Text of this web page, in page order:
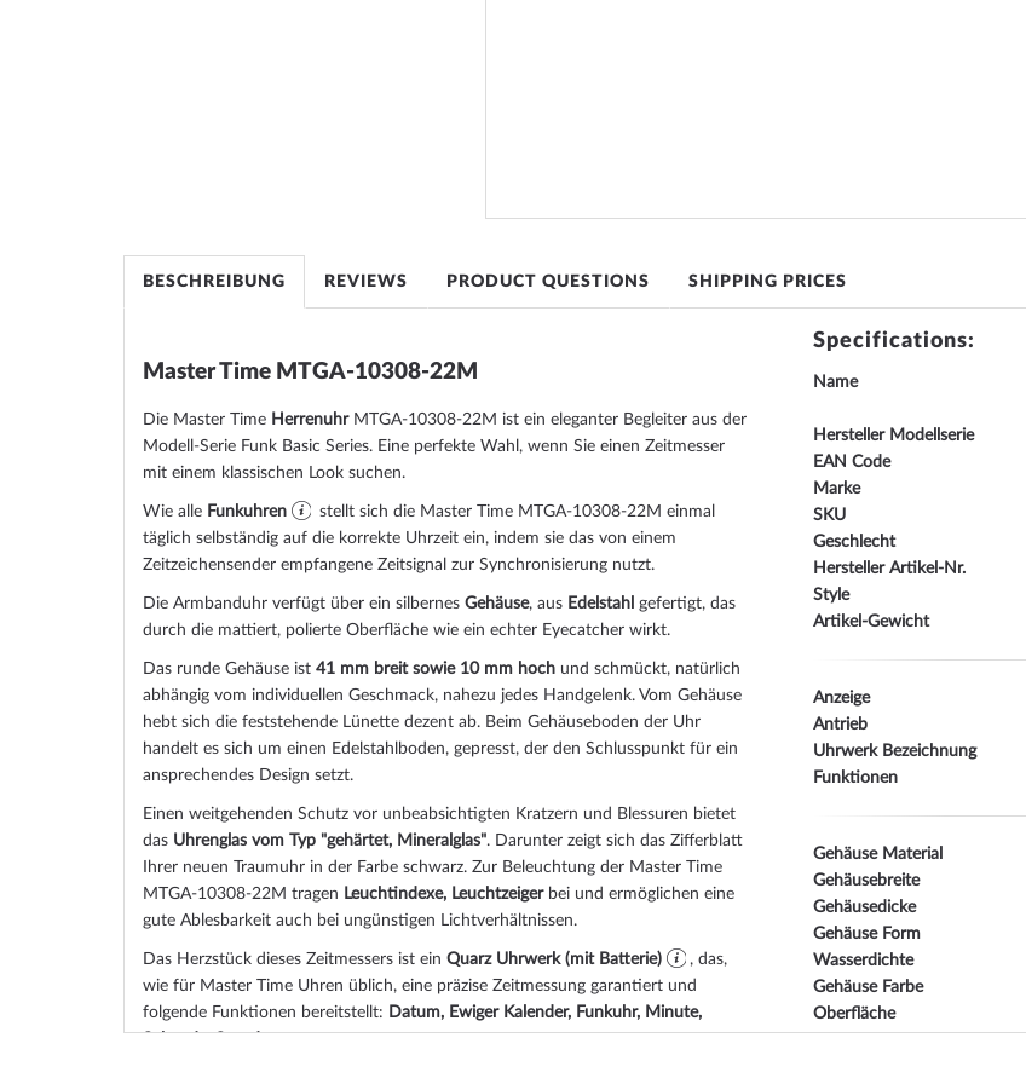
BESCHREIBUNG
Master Time MTGA-10308-22M
Die Master Time HerrenuhrMTGA-10308-22M ist ein eleganter Begleiter aus der
Modell-Serie Funk Basic Series. Eine perfekte Wahl, wenn Sie einen Zeitmesser
mit einem klassischen Look suchen.
Wie alle Funkuhren
stellt sich die Master Time MTGA-10308-22M einmal
täglich selbständig auf die korrekte Uhrzeit ein, indem sie das von einem
Zeitzeichensender empfangene Zeitsignal zur Synchronisierung nutzt.
Die Armbanduhr verfügt über ein silbernes Gehäuse, aus Edelstahl gefertigt, das
durch die mattiert, polierte Oberfläche wie ein echter Eyecatcher wirkt.
Das runde Gehäuse ist 41 mm breit sowie 10 mm hoch und schmückt, natürlich
abhängig vom individuellen Geschmack, nahezu jedes Handgelenk. Vom Gehäuse
hebt sich die feststehende Lünette dezent ab. Beim Gehäuseboden der Uhr
handelt es sich um einen Edelstahlboden, gepresst, der den Schlusspunkt für ein
ansprechendes Design setzt.
Einen weitgehenden Schutz vor unbeabsichtigten Kratzern und Blessuren bietet
das Uhrenglas vom Typ "gehärtet, Mineralglas". Darunter zeigt sich das Zifferblatt
Ihrer neuen Traumuhr in der Farbe schwarz. Zur Beleuchtung der Master Time
MTGA-10308-22M tragen Leuchtindexe, Leuchtzeigerbei und ermöglichen eine
gute Ablesbarkeit auch bei ungünstigen Lichtverhältnissen.
Das Herzstück dieses Zeitmessers ist ein Quarz Uhrwerk (mit Batterie)
, das,
wie für Master Time Uhren üblich, eine präzise Zeitmessung garantiert und
folgende Funktionen bereitstellt: Datum, Ewiger Kalender, Funkuhr, Minute,
Specifications:
Name
Hersteller Modellserie
EAN Code
Marke
SKU
Geschlecht
Hersteller Artikel-Nr.
Style
Artikel-Gewicht
Anzeige
Antrieb
Uhrwerk Bezeichnung
Funktionen
Gehäuse Material
Gehäusebreite
Gehäusedicke
Gehäuse Form
Wasserdichte
Gehäuse Farbe
Oberfläche
REVIEWS PRODUCT QUESTIONS SHIPPING PRICES